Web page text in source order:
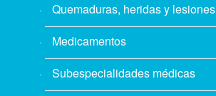
Quemaduras, heridas y lesiones
Medicamentos
Subespecialidades médicas